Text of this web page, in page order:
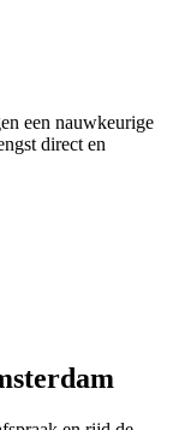
een nauwkeurige
direct en